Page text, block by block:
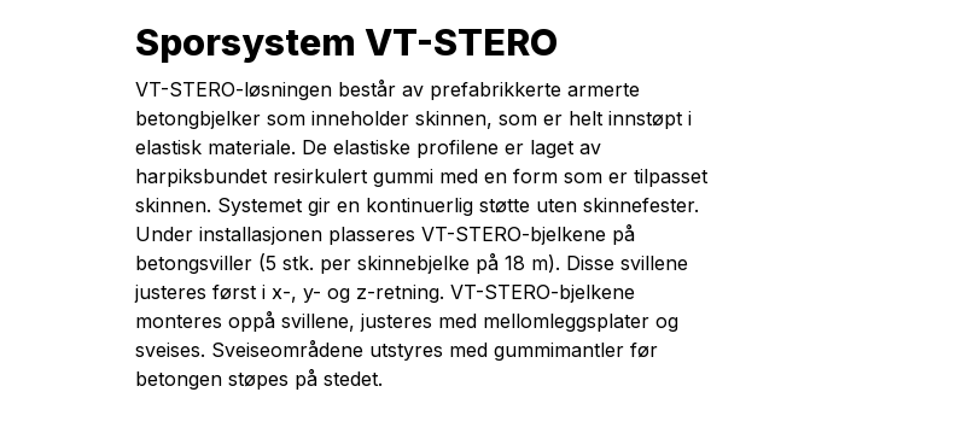
Sporsystem VT-STERO
VT-STERO-løsningen består av prefabrikkerte armerte
betongbjelker som inneholder skinnen, som er helt innstøpt i
elastisk materiale. De elastiske profilene er laget av
harpiksbundet resirkulert gummi med en form som er tilpasset
skinnen. Systemet gir en kontinuerlig støtte uten skinnefester.
Under installasjonen plasseres VT-STERO-bjelkene på
betongsviller (5 stk. per skinnebjelke på 18 m). Disse svillene
justeres først i x-, y- og z-retning. VT-STERO-bjelkene
monteres oppå svillene, justeres med mellomleggsplater og
sveises. Sveiseområdene utstyres med gummimantler før
betongen støpes på stedet.